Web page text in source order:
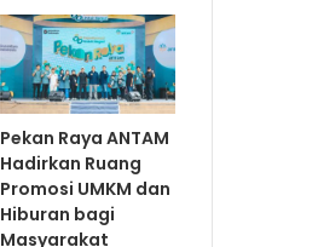
Pekan Raya ANTAM
Hadirkan Ruang
Promosi UMKM dan
Hiburan bagi
Masyarakat